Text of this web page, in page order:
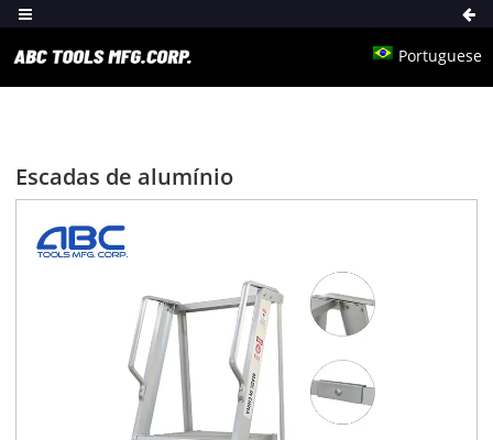
Portuguese
Escadas de alumínio